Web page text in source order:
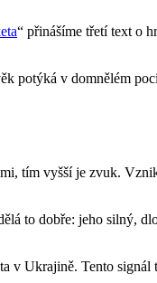
“ přinášíme třetí text o
potýká v domnělém
tím vyšší je zvuk.
to dobře: jeho silný,
v Ukrajině. Tento signál